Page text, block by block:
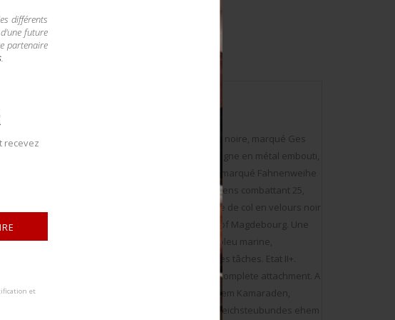
différents
future
partenaire
.
recevez
et
insigne en métal doré, avec croix de fer en émail noire, marqué Ges
complète, marquée Ges Gesch 8. Un insigne en métal embouti,
complète, sans marquages visibles. Un ruban marqué Fahnenweihe
Bochum, attache complète. Un insigne des anciens combattant 25,
complète, marquages Ges Gesch. Une patte de col en velours noir
Der Stahlhelm, marquages au dos Der Stahlhof Magdebourg. Une
feuille de chêne en cannetille argent sur fond bleu marine,
certaine usure et patine des pièces, ainsi que des tâches. Etat II+.
with black enamel iron cross, marked Ges Gesch, complete attachment. A
metal badge, marked Der Kyffhäuserbund Seinem Kamaraden,
Fahnenweihe des Prov Verb Westfalen des Reichsteubundes ehem